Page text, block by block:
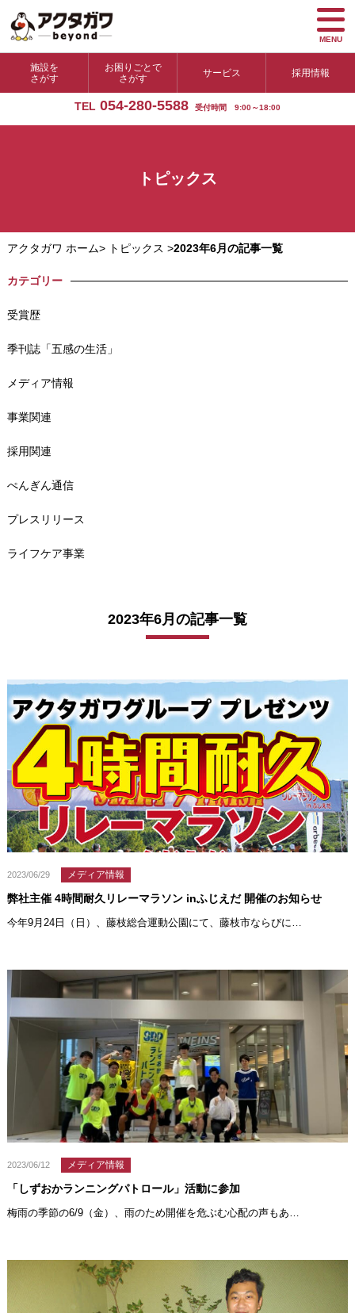
施設を
さがす
お困りごとで
さがす
サービス 採用情報
TEL 054-280-5588 受付時間 9:00～18:00
MENU
トピックス
アクタガワ ホーム> トピックス >2023年6月の記事一覧
カテゴリー
受賞歴
季刊誌「五感の生活」
メディア情報
事業関連
採用関連
ぺんぎん通信
プレスリリース
ライフケア事業
2023年6月の記事一覧
2023/06/29 メディア情報
弊社主催 4時間耐久リレーマラソン inふじえだ 開催のお知らせ
今年9月24日（日）、藤枝総合運動公園にて、藤枝市ならびに…
2023/06/12 メディア情報
「しずおかランニングパトロール」活動に参加
梅雨の季節の6/9（金）、雨のため開催を危ぶむ心配の声もあ…